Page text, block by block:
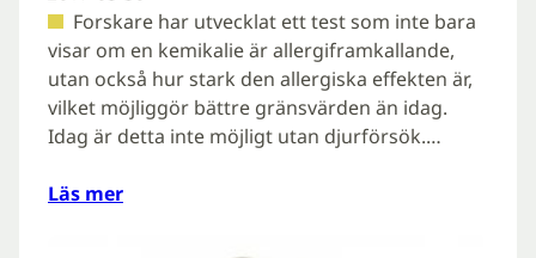
Forskare har utvecklat ett test som inte bara
visar om en kemikalie är allergiframkallande,
utan också hur stark den allergiska effekten är,
vilket möjliggör bättre gränsvärden än idag.
Idag är detta inte möjligt utan djurförsök.…
Läs mer